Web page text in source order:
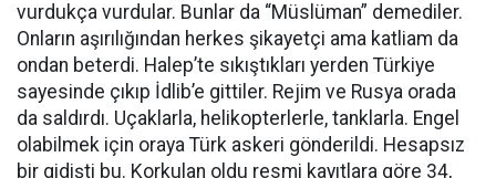
vurdukça vurdular. Bunlar da “Müslüman” demediler.
Onların aşırılığından herkes şikayetçi ama katliam da
ondan beterdi. Halep’te sıkıştıkları yerden Türkiye
sayesinde çıkıp İdlib’e gittiler. Rejim ve Rusya orada
da saldırdı. Uçaklarla, helikopterlerle, tanklarla. Engel
olabilmek için oraya Türk askeri gönderildi. Hesapsız
bir gidişti bu. Korkulan oldu resmi kayıtlara göre 34,